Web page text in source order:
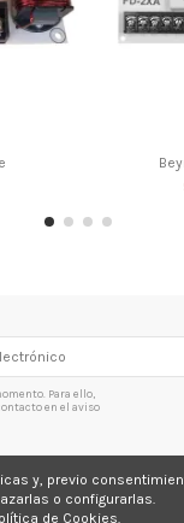
Para ello,
en el aviso
y, previo
o configurarlas.
de Cookies.